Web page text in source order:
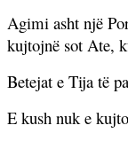
Agimi asht një
kujtojnë sot Ate,
Betejat e Tija të
E kush nuk e